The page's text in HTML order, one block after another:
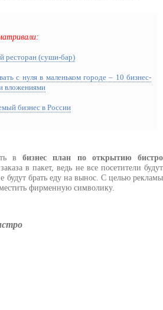
ресторан (суши-бар)
с нуля в маленьком городе – 10 бизнес-
вложениями
бизнес в России
вбизнес план по открытию бистро
в пакет, ведь не все посетители будут
будут брать еду на вынос. С целью рекламы
фирменную символику.